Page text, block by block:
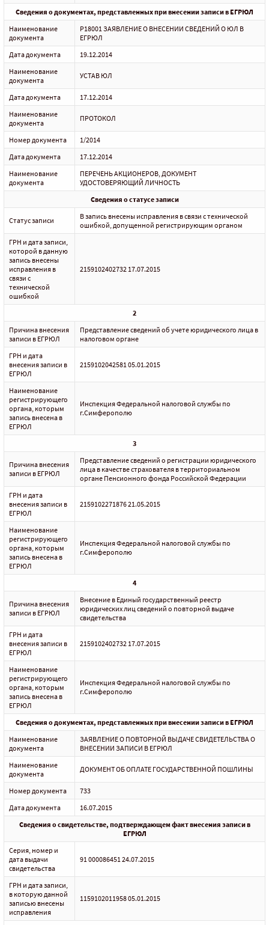
Сведения о документах, представленных при внесении записи в ЕГРЮЛ
Наименование
документа
Р18001 ЗАЯВЛЕНИЕ О ВНЕСЕНИИ СВЕДЕНИЙ О ЮЛ В
ЕГРЮЛ
Дата документа
19.12.2014
Наименование
документа
УСТАВ ЮЛ
Дата документа
17.12.2014
Наименование
документа
ПРОТОКОЛ
Номер документа
1/2014
Дата документа
17.12.2014
Наименование
документа
ПЕРЕЧЕНЬ АКЦИОНЕРОВ, ДОКУМЕНТ
УДОСТОВЕРЯЮЩИЙ ЛИЧНОСТЬ
Сведения о статусе записи
Статус записи
В запись внесены исправления в связи с технической
ошибкой, допущенной регистрирующим органом
ГРН и дата записи,
которой в данную
запись внесены
исправления в
связи с
технической
ошибкой
2159102402732 17.07.2015
2
Причина внесения
записи в ЕГРЮЛ
Представление сведений об учете юридического лица в
налоговом органе
ГРН и дата
внесения записи в
ЕГРЮЛ
2159102042581 05.01.2015
Наименование
регистрирующего
органа, которым
запись внесена в
ЕГРЮЛ
Инспекция Федеральной налоговой службы по
г.Симферополю
3
Причина внесения
записи в ЕГРЮЛ
Представление сведений о регистрации юридического
лица в качестве страхователя в территориальном
органе Пенсионного фонда Российской Федерации
ГРН и дата
внесения записи в
ЕГРЮЛ
2159102271876 21.05.2015
Наименование
регистрирующего
органа, которым
запись внесена в
ЕГРЮЛ
Инспекция Федеральной налоговой службы по
г.Симферополю
4
Причина внесения
записи в ЕГРЮЛ
Внесение в Единый государственный реестр
юридических лиц сведений о повторной выдаче
свидетельства
ГРН и дата
внесения записи в
ЕГРЮЛ
2159102402732 17.07.2015
Наименование
регистрирующего
органа, которым
запись внесена в
ЕГРЮЛ
Инспекция Федеральной налоговой службы по
г.Симферополю
Сведения о документах, представленных при внесении записи в ЕГРЮЛ
Наименование
документа
ЗАЯВЛЕНИЕ О ПОВТОРНОЙ ВЫДАЧЕ СВИДЕТЕЛЬСТВА О
ВНЕСЕНИИ ЗАПИСИ В ЕГРЮЛ
Наименование
документа
ДОКУМЕНТ ОБ ОПЛАТЕ ГОСУДАРСТВЕННОЙ ПОШЛИНЫ
Номер документа
733
Дата документа
16.07.2015
Сведения о свидетельстве, подтверждающем факт внесения записи в
ЕГРЮЛ
Серия, номер и
дата выдачи
свидетельства
91 000086451 24.07.2015
ГРН и дата записи,
в которую данной
записью внесены
исправления
1159102011958 05.01.2015